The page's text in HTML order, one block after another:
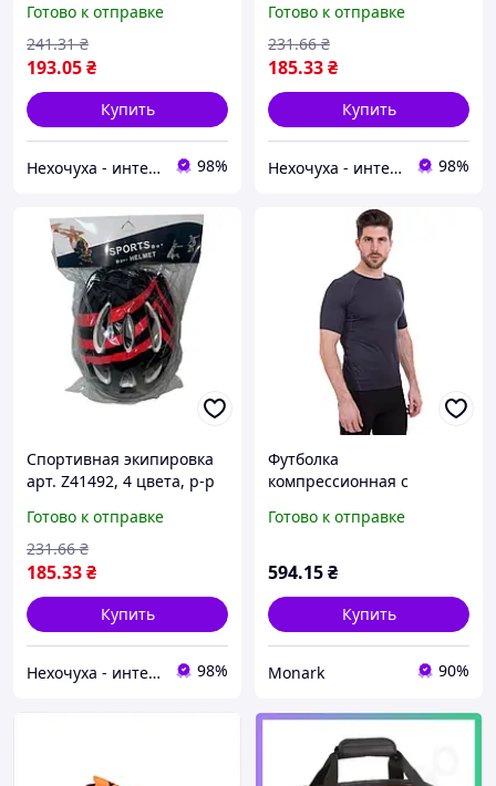
пакете Z41493 Nehochuha
Готово к отправке
193.05₴
241.31 ₴
Купить
Нехочуха - интернет магазин игрушек 98%
пакете Z41492_Red-Yellow
Nehochuha
Готово к отправке
185.33₴
231.66 ₴
Купить
Нехочуха - интернет магазин игрушек 98%
Спортивная экипировка
арт. Z41492, 4 цвета, р-р
пакете Z41492_Black-Red
Nehochuha
Готово к отправке
185.33₴
231.66 ₴
Купить
Нехочуха - интернет магазин игрушек 98%
Футболка
компрессионная с
мужская LIDONG LD-1103
Готово к отправке
594.15₴
Купить
Monark 90%